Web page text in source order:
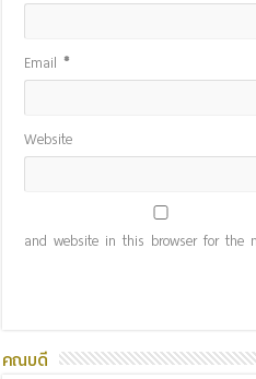
Email*
Website
and website in this browser for the
คณบดี